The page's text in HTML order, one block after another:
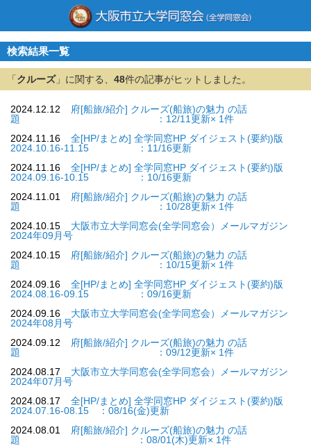
検索結果一覧
「 クルーズ」に関する、 48件の記事がヒットしました。
2024.12.12
府[船旅/紹介] クルーズ(船旅)の魅力 の話
題 ：12/11更新× 1件
2024.11.16
全[HP/まとめ] 全学同窓HP ダイジェスト(要約)版
2024.10.16-11.15 ：11/16更新
2024.11.16
全[HP/まとめ] 全学同窓HP ダイジェスト(要約)版
2024.09.16-10.15 ：10/16更新
2024.11.01
府[船旅/紹介] クルーズ(船旅)の魅力 の話
題 ：10/28更新× 1件
2024.10.15
大阪市立大学同窓会(全学同窓会）メールマガジン
2024年09月号
2024.10.15
府[船旅/紹介] クルーズ(船旅)の魅力 の話
題 ：10/15更新× 1件
2024.09.16
全[HP/まとめ] 全学同窓HP ダイジェスト(要約)版
2024.08.16-09.15 ：09/16更新
2024.09.16
大阪市立大学同窓会(全学同窓会）メールマガジン
2024年08月号
2024.09.12
府[船旅/紹介] クルーズ(船旅)の魅力 の話
題 ：09/12更新× 1件
2024.08.17
大阪市立大学同窓会(全学同窓会）メールマガジン
2024年07月号
2024.08.17
全[HP/まとめ] 全学同窓HP ダイジェスト(要約)版
2024.07.16-08.15 ：08/16(金)更新
2024.08.01
府[船旅/紹介] クルーズ(船旅)の魅力 の話
題 ：08/01(木)更新× 1件